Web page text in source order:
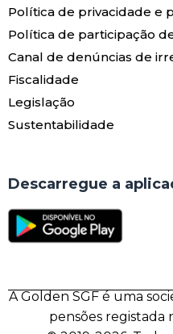
Política de privacidade e
Política de participação
Canal de denúncias de
Fiscalidade
Legislação
Sustentabilidade
Descarregue a
A Golden SGF é uma
pensões registada